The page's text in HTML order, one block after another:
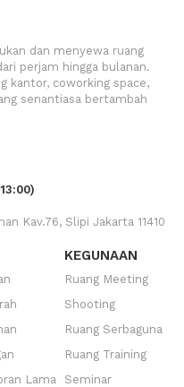
dan menyewa ruang
perjam hingga bulanan.
kantor, coworking space,
senantiasa bertambah
Kav.76, Slipi Jakarta 11410
Lama
KEGUNAAN
Ruang Meeting
Shooting
Ruang Serbaguna
Ruang Training
Seminar